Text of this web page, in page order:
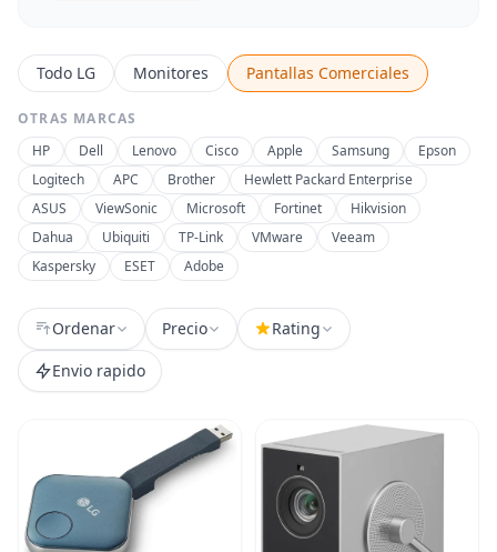
Todo LG Monitores Pantallas Comerciales
OTRAS MARCAS
HP
Dell Lenovo Cisco Apple Samsung
Epson
Logitech
APC Brother
Hewlett Packard Enterprise
ASUS
ViewSonic Microsoft Fortinet
Hikvision
Dahua
Ubiquiti TP-Link VMware
Veeam
Kaspersky
ESET Adobe
Ordenar Precio
Rating
Envio rapido